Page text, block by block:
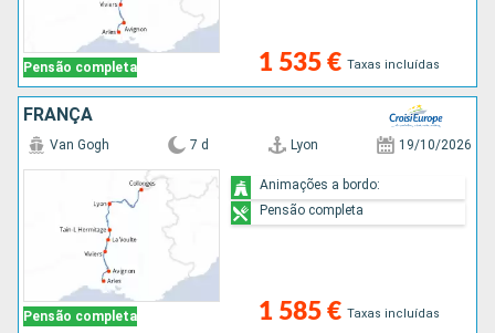
Pensão completa 1 535 € Taxas incluídas
FRANÇA
Pensão completa
Van Gogh 7 d Lyon 19/10/2026
1 585 € Taxas incluídas
Animações a bordo:
Pensão completa